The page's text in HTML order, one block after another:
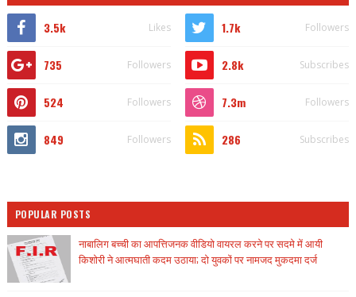
3.5k Likes 1.7k Followers
735 Followers 2.8k Subscribes
524 Followers 7.3m Followers
849 Followers 286 Subscribes
POPULAR POSTS
नाबालिग बच्ची का आपत्तिजनक वीडियो वायरल करने पर सदमे में आयी
किशोरी ने आत्मघाती कदम उठाया; दो युवकों पर नामजद मुकदमा दर्ज